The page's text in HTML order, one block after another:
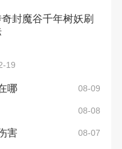
封魔谷千年树妖刷
19
哪 08-09
08-08
害 08-07